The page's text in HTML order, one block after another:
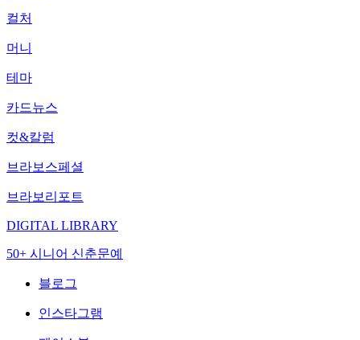
컬처
머니
테마
카드뉴스
컷&칼럼
브라보스페셜
브라보리포트
DIGITAL LIBRARY
50+ 시니어 신춘문예
블로그
인스타그램